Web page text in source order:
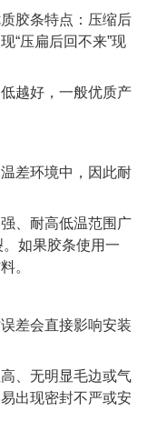
胶条特点：压缩后
“压扁后回不来”现
越好，一般优质产
差环境中，因此耐
、耐高低温范围广
如果胶条使用一
。
差会直接影响安装
、无明显毛边或气
出现密封不严或安